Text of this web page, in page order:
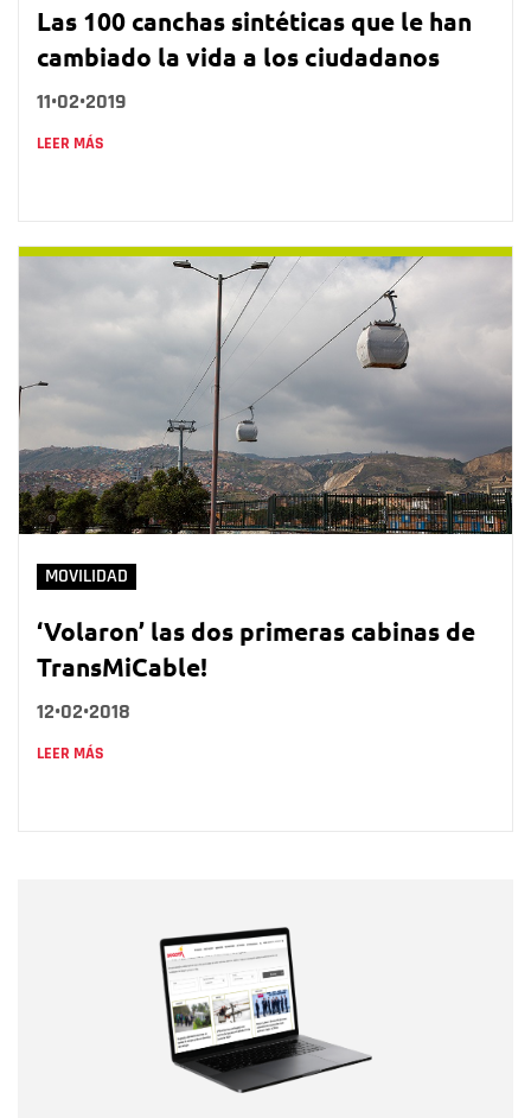
Las 100 canchas sintéticas que le han
cambiado la vida a los ciudadanos
11•02•2019
LEER MÁS
MOVILIDAD
‘Volaron’ las dos primeras cabinas de
TransMiCable!
12•02•2018
LEER MÁS
Correo electrónico
Tipo de comentario